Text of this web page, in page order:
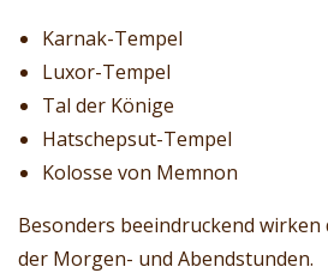
Karnak-Tempel
Luxor-Tempel
Tal der Könige
Hatschepsut-Tempel
Kolosse von Memnon
Besonders beeindruckend wirken
der Morgen- und Abendstunden.